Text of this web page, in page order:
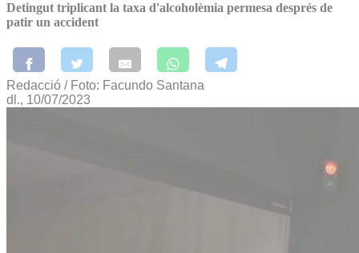
Detingut triplicant la taxa d'alcoholèmia permesa després de
patir un accident
Redacció / Foto: Facundo Santana
dl., 10/07/2023